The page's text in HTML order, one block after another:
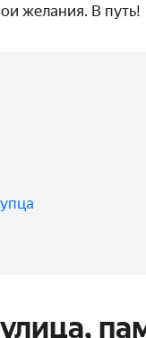
желания. В путь!